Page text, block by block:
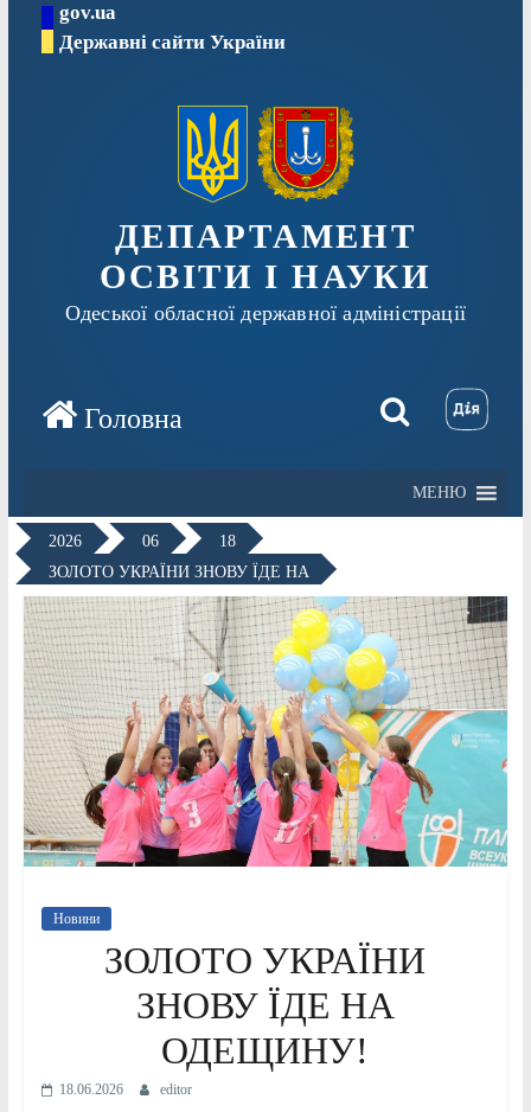
Перейтиgov.ua
Державні сайти України
ДЕПАРТАМЕНТ
ОСВІТИ І НАУКИ
Одеської обласної державної адміністрації
МЕНЮ
2026 06
18
ЗОЛОТО УКРАЇНИ ЗНОВУ ЇДЕ НА
Новини
ЗОЛОТО УКРАЇНИ
ЗНОВУ ЇДЕ НА
ОДЕЩИНУ!
18.06.2026 editor